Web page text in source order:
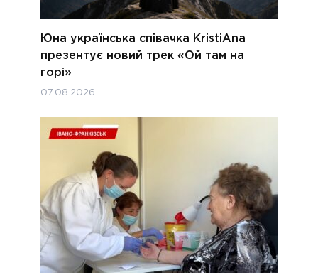
Юна українська співачка KristiAna
презентує новий трек «Ой там на
горі»
07.08.2026